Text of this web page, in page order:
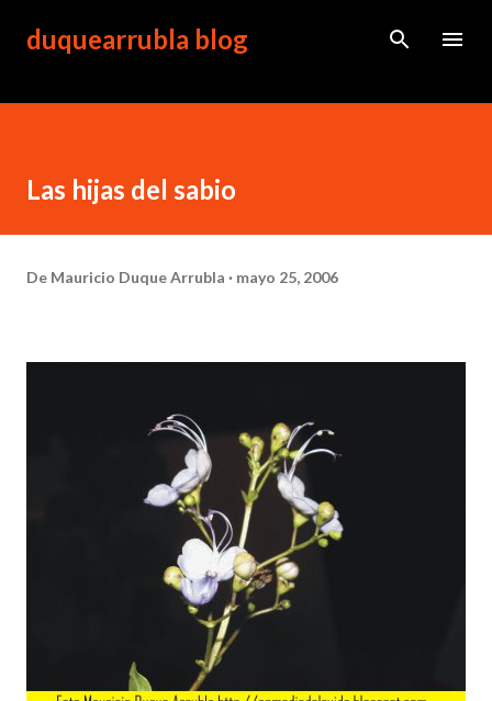
Ir al contenido principal
duquearrubla blog
Las hijas del sabio
De Mauricio Duque Arrubla mayo 25, 2006